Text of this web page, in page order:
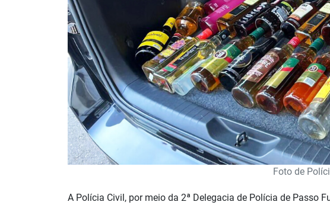
Foto de
A Polícia Civil, por meio da 2ª Delegacia de Polícia de Passo